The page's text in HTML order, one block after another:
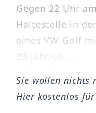
Gegen 22 Uhr
Haltestelle in
eines VW-Golf
29-jährige ...
Sie wollen nichts
Hier kostenlos